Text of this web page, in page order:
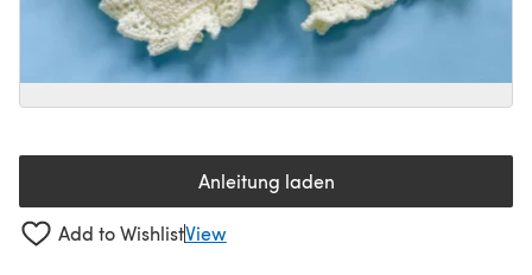
Anleitung laden(öffnet sich in einem neuen
Add to WishlistView